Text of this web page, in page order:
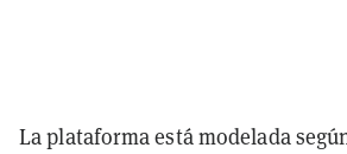
La plataforma está modelada